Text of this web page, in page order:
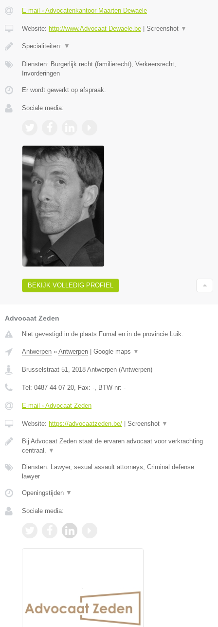
E-mail › Advocatenkantoor Maarten Dewaele
Website: http://www.Advocaat-Dewaele.be Screenshot ▼
Specialiteiten: ▼
Diensten: Burgerlijk recht (familierecht), Verkeersrecht,
Invorderingen
Er wordt gewerkt op afspraak.
Sociale media:
BEKIJK VOLLEDIG PROFIEL
Advocaat Zeden
Niet gevestigd in de plaats Fumal en in de provincie Luik.
Antwerpen » Antwerpen | Google maps ▼
Brusselstraat 51 2018 Antwerpen (Antwerpen)
Tel: 0487 44 07 20 , Fax: - , BTW-nr: -
E-mail › Advocaat Zeden
Website: https://advocaatzeden.be/ | Screenshot ▼
Bij Advocaat Zeden staat de ervaren advocaat voor verkrachting
centraal.
▼
Diensten: Lawyer, sexual assault attorneys, Criminal defense
lawyer
Openingstijden ▼
Sociale media: